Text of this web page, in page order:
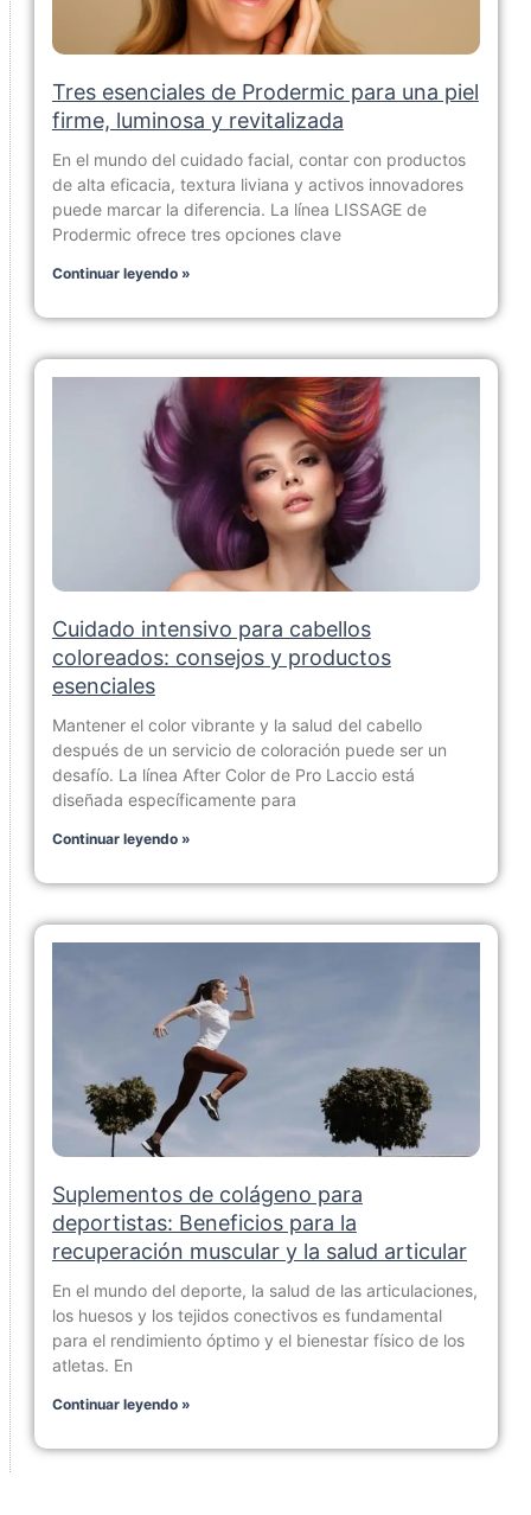
Tres esenciales de Prodermic para una piel
firme, luminosa y revitalizada
En el mundo del cuidado facial, contar con productos
de alta eficacia, textura liviana y activos innovadores
puede marcar la diferencia. La línea LISSAGE de
Prodermic ofrece tres opciones clave
Continuar leyendo »
Cuidado intensivo para cabellos
coloreados: consejos y productos
esenciales
Mantener el color vibrante y la salud del cabello
después de un servicio de coloración puede ser un
desafío. La línea After Color de Pro Laccio está
diseñada específicamente para
Continuar leyendo »
Suplementos de colágeno para
deportistas: Beneficios para la
recuperación muscular y la salud articular
En el mundo del deporte, la salud de las articulaciones,
los huesos y los tejidos conectivos es fundamental
para el rendimiento óptimo y el bienestar físico de los
atletas. En
Continuar leyendo »